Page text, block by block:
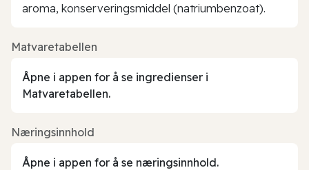
aroma, konserveringsmiddel (natriumbenzoat).
Matvaretabellen
Åpne i appen for å se ingredienser i
Matvaretabellen.
Næringsinnhold
Åpne i appen for å se næringsinnhold.